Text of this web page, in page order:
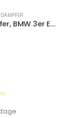
Endschalldämpfer, BMW 3er E46 320i 323i 328i